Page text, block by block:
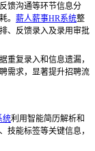
馈沟通等环节信息分
。 薪人薪事HR系统整
、反馈录入及录用审批
重复录入和信息遗漏，
需求，显著提升招聘流
统利用智能简历解析和
技能标签等关键信息，